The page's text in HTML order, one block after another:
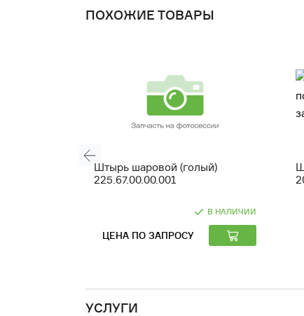
ПОХОЖИЕ ТОВАРЫ
Штырь шаровой (голый)
225.67.00.00.001
В НАЛИЧИИ
ЦЕНА ПО ЗАПРОСУ
УСЛУГИ